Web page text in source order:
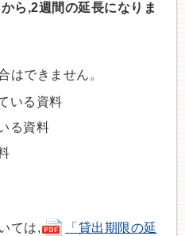
ら,2週間の延長になりま
はできません。
いる資料
る資料
ては,
「貸出期限の延